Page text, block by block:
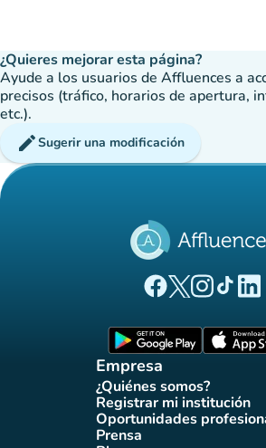
¿Quieres mejorar esta página?
Ayude a los usuarios de Affluences a
precisos (tráfico, horarios de apertura,
etc.).
editSugerir una modificación
(nueva pestaña)
(nueva(nueva
(nueva
Empresa
¿Quiénes somos?
(nueva pestaña)
Registrar mi institución
(nueva
Oportunidades(nueva
Prensa(nueva pestaña)